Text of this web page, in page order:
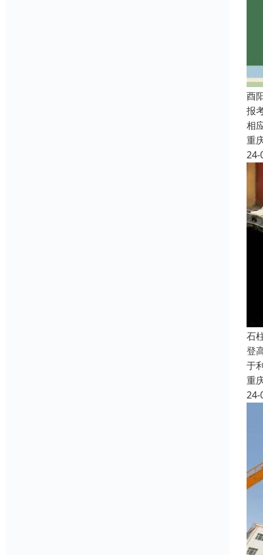
酉
报
相
重
24-
石
登
于
重
24-